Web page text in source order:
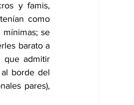
y famis,
como
se
barato a
que admitir
borde del
pares),